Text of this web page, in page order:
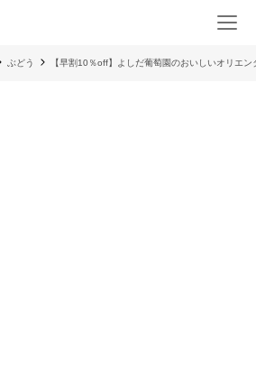
ぶどう 【早割10％off】よしだ葡萄園のおいしいオリエ